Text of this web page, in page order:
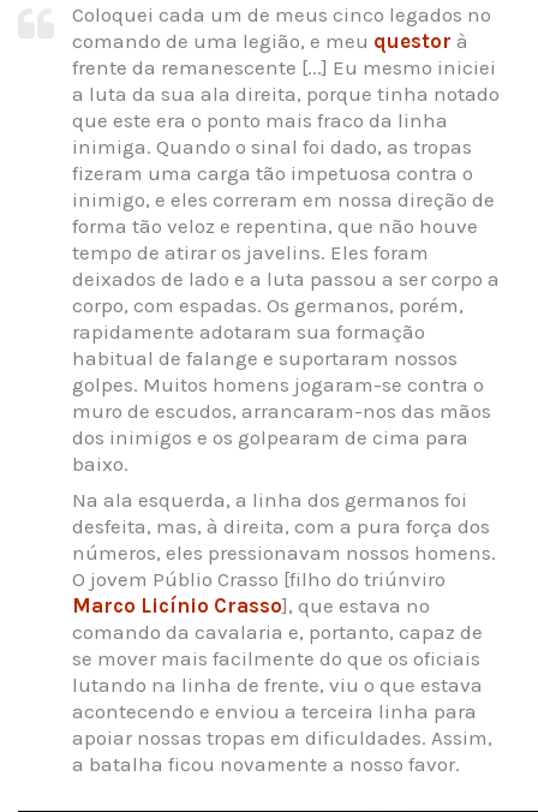
Coloquei cada um de meus cinco legados no
comando de uma legião, e meu questor à
frente da remanescente [...] Eu mesmo iniciei
a luta da sua ala direita, porque tinha notado
que este era o ponto mais fraco da linha
inimiga. Quando o sinal foi dado, as tropas
fizeram uma carga tão impetuosa contra o
inimigo, e eles correram em nossa direção de
forma tão veloz e repentina, que não houve
tempo de atirar os javelins. Eles foram
deixados de lado e a luta passou a ser corpo a
corpo, com espadas. Os germanos, porém,
rapidamente adotaram sua formação
habitual de falange e suportaram nossos
golpes. Muitos homens jogaram-se contra o
muro de escudos, arrancaram-nos das mãos
dos inimigos e os golpearam de cima para
baixo.
Na ala esquerda, a linha dos germanos foi
desfeita, mas, à direita, com a pura força dos
números, eles pressionavam nossos homens.
O jovem Públio Crasso [filho do triúnviro
Marco Licínio Crasso], que estava no
comando da cavalaria e, portanto, capaz de
se mover mais facilmente do que os oficiais
lutando na linha de frente, viu o que estava
acontecendo e enviou a terceira linha para
apoiar nossas tropas em dificuldades. Assim,
a batalha ficou novamente a nosso favor.